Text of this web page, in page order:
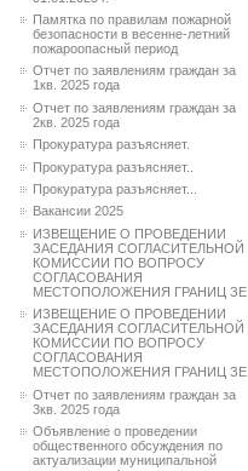
Памятка по правилам пожарной
безопасности в весенне-летний
пожароопасный период
Отчет по заявлениям граждан за
1кв. 2025 года
Отчет по заявлениям граждан за
2кв. 2025 года
Прокуратура разъясняет.
Прокуратура разъясняет..
Прокуратура разъясняет...
Вакансии 2025
ИЗВЕЩЕНИЕ О ПРОВЕДЕНИИ
ЗАСЕДАНИЯ СОГЛАСИТЕЛЬНОЙ
КОМИССИИ ПО ВОПРОСУ
СОГЛАСОВАНИЯ
МЕСТОПОЛОЖЕНИЯ ГРАНИЦ ЗЕ
ИЗВЕЩЕНИЕ О ПРОВЕДЕНИИ
ЗАСЕДАНИЯ СОГЛАСИТЕЛЬНОЙ
КОМИССИИ ПО ВОПРОСУ
СОГЛАСОВАНИЯ
МЕСТОПОЛОЖЕНИЯ ГРАНИЦ ЗЕ
Отчет по заявлениям граждан за
3кв. 2025 года
Объявление о проведении
общественного обсуждения по
актуализации муниципальной